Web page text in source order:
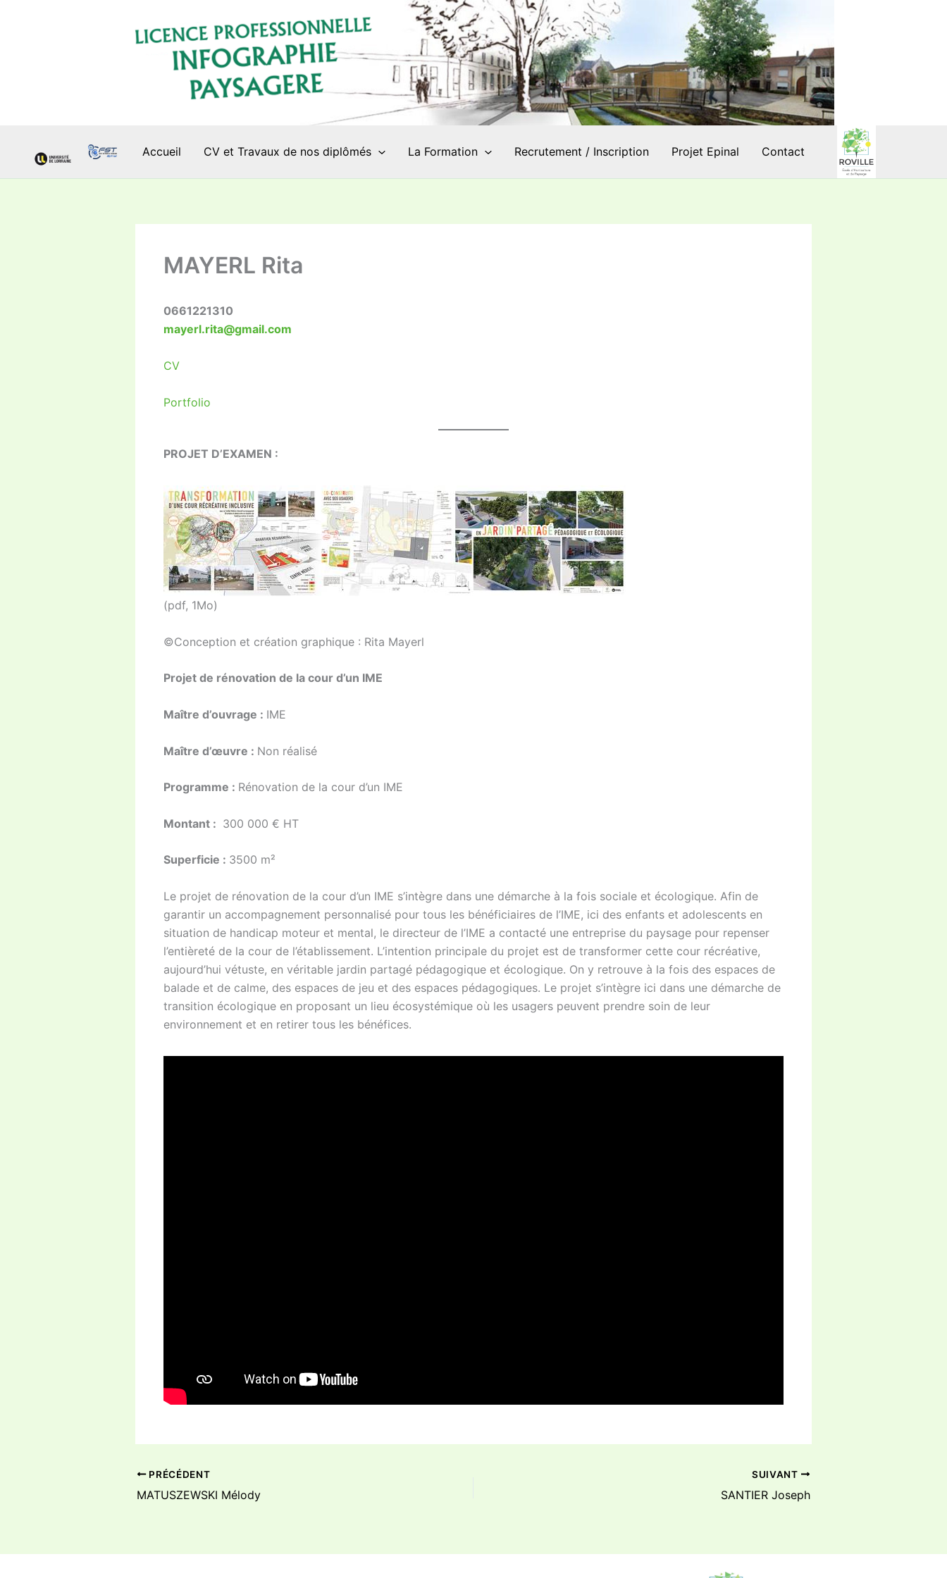
Accueil CV et Travaux de nos diplômés La Formation Recrutement / Inscription Projet Epinal Contact
MAYERL Rita
0661221310
mayerl.rita@gmail.com
CV
Portfolio
PROJET D’EXAMEN :
(pdf, 1Mo)
©Conception et création graphique : Rita Mayerl
Projet de rénovation de la cour d’un IME
Maître d’ouvrage : IME
Maître d’œuvre : Non réalisé
Programme : Rénovation de la cour d’un IME
Montant : 300 000 € HT
Superficie : 3500 m²
Le projet de rénovation de la cour d’un IME s’intègre dans une démarche à la fois sociale et écologique. Afin de
garantir un accompagnement personnalisé pour tous les bénéficiaires de l’IME, ici des enfants et adolescents en
situation de handicap moteur et mental, le directeur de l’IME a contacté une entreprise du paysage pour repenser
l’entièreté de la cour de l’établissement. L’intention principale du projet est de transformer cette cour récréative,
aujourd’hui vétuste, en véritable jardin partagé pédagogique et écologique. On y retrouve à la fois des espaces de
balade et de calme, des espaces de jeu et des espaces pédagogiques. Le projet s’intègre ici dans une démarche de
transition écologique en proposant un lieu écosystémique où les usagers peuvent prendre soin de leur
environnement et en retirer tous les bénéfices.
PRÉCÉDENT
MATUSZEWSKI Mélody
SUIVANT
SANTIER Joseph